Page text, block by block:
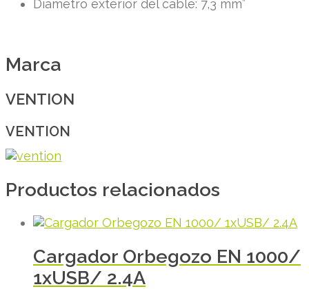
Diámetro exterior del cable: 7,3 mm”
Marca
VENTION
VENTION
Productos relacionados
Cargador Orbegozo EN 1000/
1xUSB/ 2.4A